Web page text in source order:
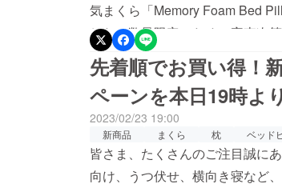
気まくら「Memory Foam Bed
した。数量限定のため、完売次
【セール会場はこちら】https://
先着順でお買い得！
ペーンを本日19時よ
2023/02/23 19:00
新商品 まくら 枕 ベッド
皆さま、たくさんのご注目誠に
向け、うつ伏せ、横向き寝など